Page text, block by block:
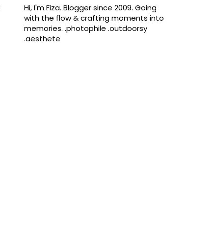
Hi, I'm Fiza. Blogger since 2009. Going
with the flow & crafting moments into
memories. .photophile .outdoorsy
.aesthete